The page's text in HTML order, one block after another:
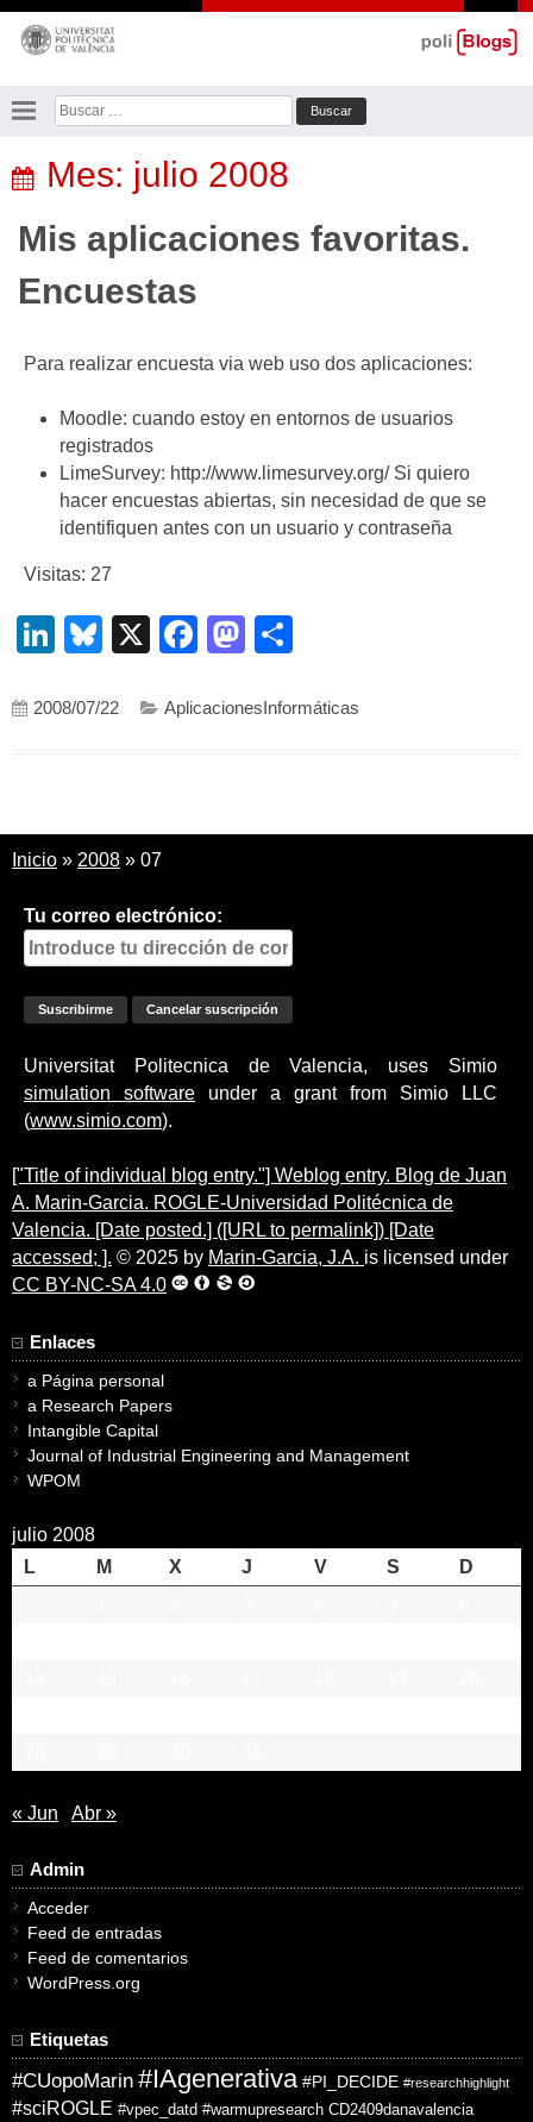
Saltar
contenido
Buscar:
Mes: julio 2008
Mis aplicaciones favoritas.
Encuestas
Para realizar encuesta via web uso dos aplicaciones:
Moodle: cuando estoy en entornos de usuarios
registrados
LimeSurvey: http://www.limesurvey.org/ Si quiero
hacer encuestas abiertas, sin necesidad de que se
identifiquen antes con un usuario y contraseña
Visitas: 27
LinkedIn
Bluesky
X Facebook
Mastodon
2008/07/22 AplicacionesInformáticas
Inicio » 2008 » 07
Tu correo electrónico:
Universitat Politecnica de Valencia, uses Simio
simulation software under a grant from Simio LLC
(www.simio.com).
["Title of individual blog entry."] Weblog entry. Blog de Juan
A. Marin-Garcia. ROGLE-Universidad Politécnica de
Valencia. [Date posted.] ([URL to permalink]) [Date
accessed; ]. © 2025 by Marin-Garcia, J.A. is licensed under
CC BY-NC-SA 4.0
Enlaces
a Página personal
a Research Papers
Intangible Capital
Journal of Industrial Engineering and Management
WPOM
julio 2008
L
M X J V S
D
« Jun Abr »
Admin
Acceder
Feed de entradas
Feed de comentarios
WordPress.org
Etiquetas
#CUopoMarin #IAgenerativa #PI_DECIDE #researchhighlight
#sciROGLE #vpec_datd #warmupresearch CD2409danavalencia